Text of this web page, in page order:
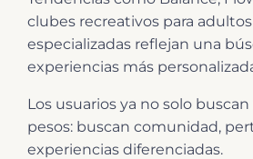
clubes recreativos para
especializadas reflejan una
experiencias más
Los usuarios ya no solo
pesos: buscan comunidad,
experiencias diferenciadas.